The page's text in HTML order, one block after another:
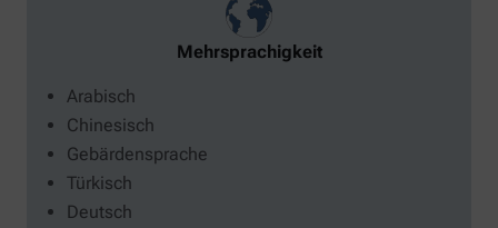
Mehrsprachigkeit
Arabisch
Chinesisch
Gebärdensprache
Türkisch
Deutsch